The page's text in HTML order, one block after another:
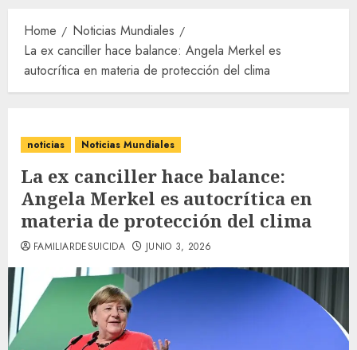
Home
Noticias Mundiales
La ex canciller hace balance: Angela Merkel es
autocrítica en materia de protección del clima
noticias Noticias Mundiales
La ex canciller hace balance:
Angela Merkel es autocrítica en
materia de protección del clima
FAMILIARDESUICIDA JUNIO 3, 2026